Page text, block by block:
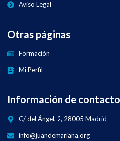
Aviso Legal
Otras páginas
Formación
Mi Perfil
Información de contacto
C/ del Ángel, 2, 28005 Madrid
info@juandemariana.org